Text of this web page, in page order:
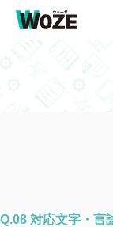
Q.08 対応文字・言